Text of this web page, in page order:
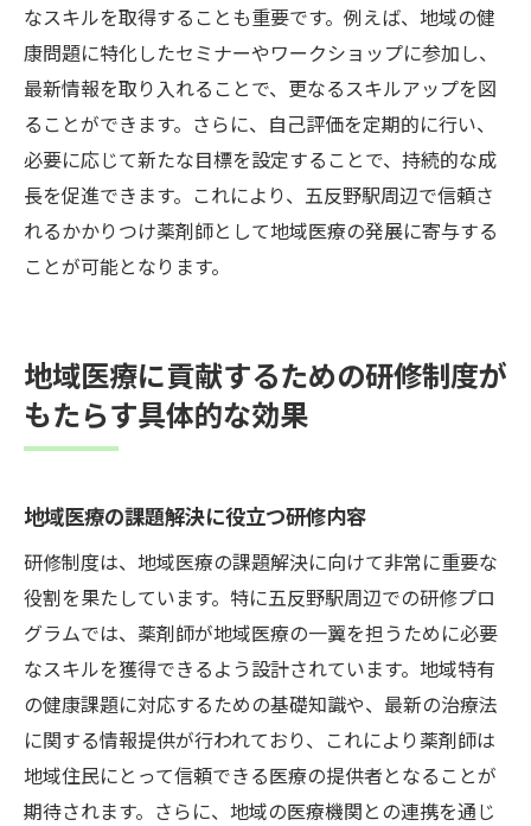
なスキルを取得することも重要です。例えば、地域の健
康問題に特化したセミナーやワークショップに参加し、
最新情報を取り入れることで、更なるスキルアップを図
ることができます。さらに、自己評価を定期的に行い、
必要に応じて新たな目標を設定することで、持続的な成
長を促進できます。これにより、五反野駅周辺で信頼さ
れるかかりつけ薬剤師として地域医療の発展に寄与する
ことが可能となります。
地域医療に貢献するための研修制度が
もたらす具体的な効果
地域医療の課題解決に役立つ研修内容
研修制度は、地域医療の課題解決に向けて非常に重要な
役割を果たしています。特に五反野駅周辺での研修プロ
グラムでは、薬剤師が地域医療の一翼を担うために必要
なスキルを獲得できるよう設計されています。地域特有
の健康課題に対応するための基礎知識や、最新の治療法
に関する情報提供が行われており、これにより薬剤師は
地域住民にとって信頼できる医療の提供者となることが
期待されます。さらに、地域の医療機関との連携を通じ